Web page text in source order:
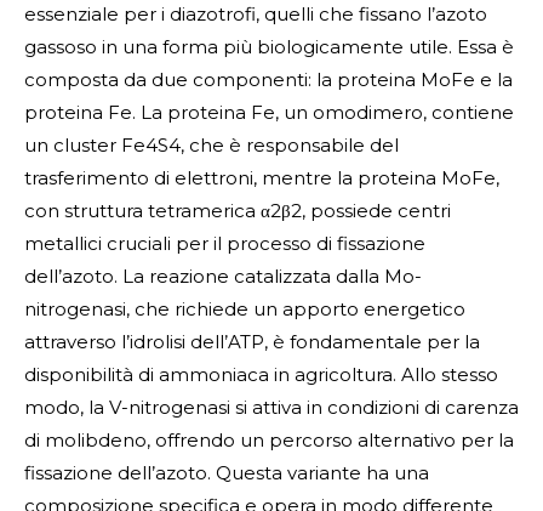
essenziale per i diazotrofi, quelli che fissano l’azoto
gassoso in una forma più biologicamente utile. Essa è
composta da due componenti: la proteina MoFe e la
proteina Fe. La proteina Fe, un omodimero, contiene
un cluster Fe4S4, che è responsabile del
trasferimento di elettroni, mentre la proteina MoFe,
con struttura tetramerica α2β2, possiede centri
metallici cruciali per il processo di fissazione
dell’azoto. La reazione catalizzata dalla Mo-
nitrogenasi, che richiede un apporto energetico
attraverso l’idrolisi dell’ATP, è fondamentale per la
disponibilità di ammoniaca in agricoltura. Allo stesso
modo, la V-nitrogenasi si attiva in condizioni di carenza
di molibdeno, offrendo un percorso alternativo per la
fissazione dell’azoto. Questa variante ha una
composizione specifica e opera in modo differente